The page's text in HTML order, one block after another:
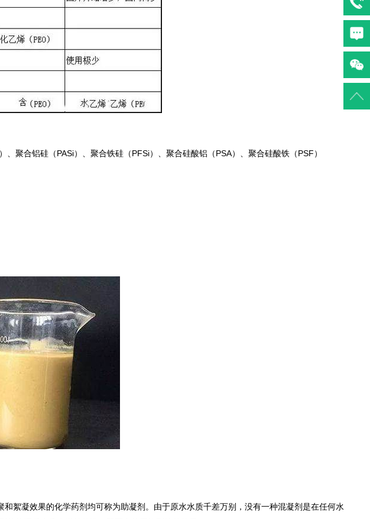
合铝硅（PASi）、聚合铁硅（PFSi）、聚合硅酸铝（PSA）、聚合硅酸铁（PSF）
凝效果的化学药剂均可称为助凝剂。由于原水水质千差万别，没有一种混凝剂是在任何水